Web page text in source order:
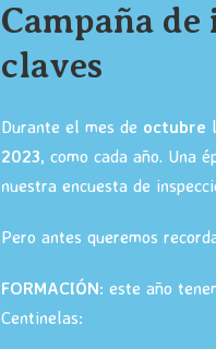
Campaña de
claves
Durante el mes de octubre
2023, como cada año. Una
nuestra encuesta de
Pero antes queremos
FORMACIÓN: este año
Centinelas: